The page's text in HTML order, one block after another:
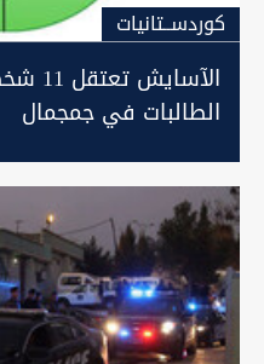
كوردســتانيات
الطالبات في جمجمال